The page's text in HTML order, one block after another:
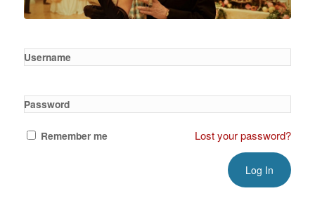
Username
Password
Remember me Lost your password?